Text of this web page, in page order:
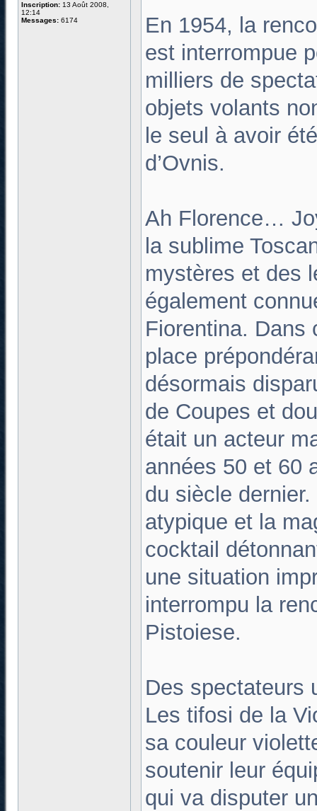
Inscription: 13 Août 2008,
12:14
Messages: 6174
En 1954, la
est interrompue
milliers de
objets volants
le seul à avoir
d’Ovnis.
Ah Florence…
la sublime
mystères et des
également
Fiorentina. Dans
place
désormais
de Coupes et
était un acteur
années 50 et 60
du siècle
atypique et la
cocktail
une situation
interrompu la
Pistoiese.
Des spectateurs
Les tifosi de la
sa couleur
soutenir leur
qui va disputer